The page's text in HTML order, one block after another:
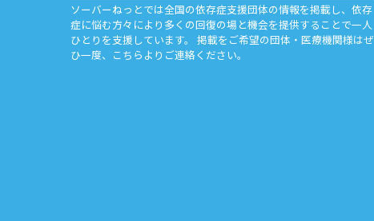
ソーバーねっとでは全国の依存症支援団体の情報を掲載し、依存
症に悩む方々により多くの回復の場と機会を提供することで一人
ひとりを支援しています。 掲載をご希望の団体・医療機関様はぜ
ひ一度、
こちら よりご連絡ください。